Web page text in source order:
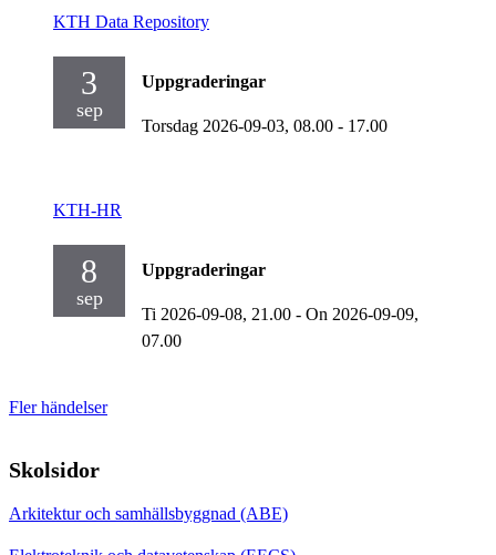
KTH Data Repository
3
sep
Uppgraderingar
Torsdag 2026-09-03, 08.00 - 17.00
KTH-HR
8
sep
Uppgraderingar
Ti 2026-09-08, 21.00 - On 2026-09-09,
07.00
Fler händelser
Skolsidor
Arkitektur och samhällsbyggnad (ABE)